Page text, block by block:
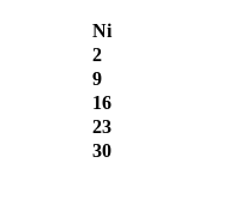
Ni
2
9
16
23
30